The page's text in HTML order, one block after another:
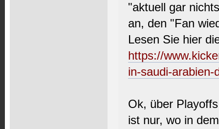
"aktuell gar
an, den "Fan
Lesen Sie hier
https://
in-saudi-
Ok, über
ist nur, wo in